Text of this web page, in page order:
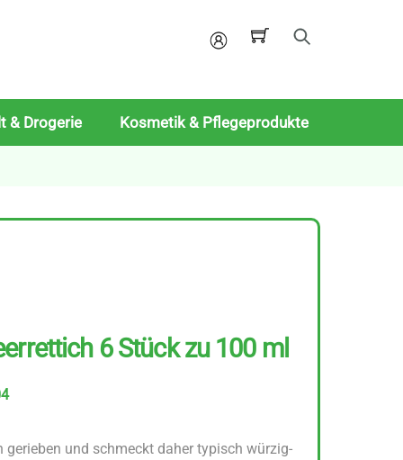
Mein
& Drogerie Kosmetik & Pflegeprodukte
6 Stück zu 100 ml
gerieben und schmeckt daher typisch würzig-